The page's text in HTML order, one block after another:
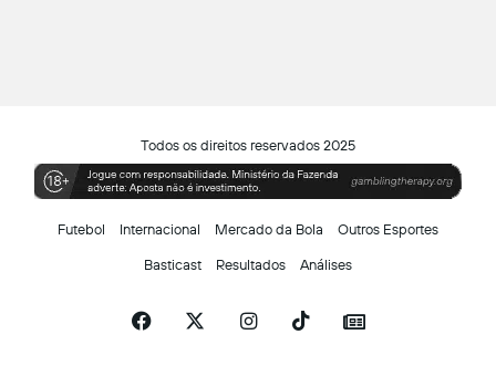
Todos os direitos reservados 2025
Futebol Internacional Mercado da Bola Outros Esportes
Basticast Resultados Análises
Facebook InstagramTikTokSiga-